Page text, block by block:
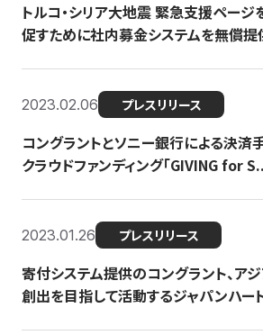
トルコ・シリア大地震 緊急支援ページ
促すために社内募金システムを無償提
2023.02.06 プレスリリース
コングラントとソニー銀行による決
クラウドファンディング「GIVING for
2023.01.26 プレスリリース
寄付システム提供のコングラント、ア
創出を目指して活動するジャパンハー